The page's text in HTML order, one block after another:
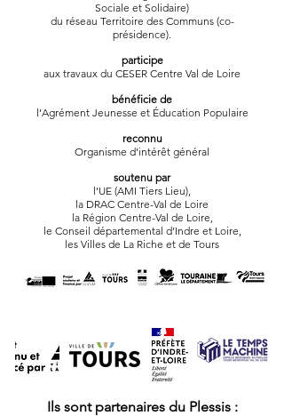
Sociale et Solidaire)
du réseau Territoire des Communs (co-
présidence).
participe
aux travaux du CESER Centre Val de Loire
bénéficie de
l’Agrément Jeunesse et Éducation Populaire
reconnu
Organisme d’intérêt général
soutenu par
l’UE (AMI Tiers Lieu),
la DRAC Centre-Val de Loire
la Région Centre-Val de Loire,
le Conseil départemental d’Indre et Loire,
les Villes de La Riche et de Tours
Ils sont partenaires du Plessis :